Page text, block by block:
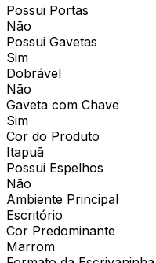
Possui Portas
Não
Possui Gavetas
Sim
Dobrável
Não
Gaveta com Chave
Sim
Cor do Produto
Itapuã
Possui Espelhos
Não
Ambiente Principal
Escritório
Cor Predominante
Marrom